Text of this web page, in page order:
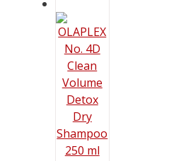
17,99 €
12,99 €.